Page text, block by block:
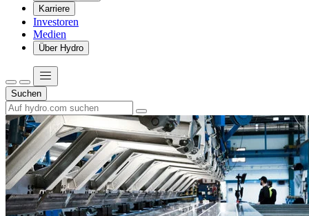
Karriere
Investoren
Medien
Über Hydro
Suchen